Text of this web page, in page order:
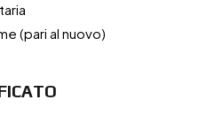
(pari al nuovo)